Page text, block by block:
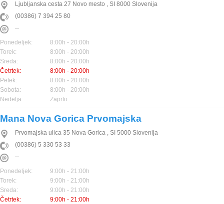
Ljubljanska cesta 27 Novo mesto , SI 8000 Slovenija
(00386) 7 394 25 80
--
Ponedeljek:
8:00h - 20:00h
Torek:
8:00h - 20:00h
Sreda:
8:00h - 20:00h
Četrtek:
8:00h - 20:00h
Petek:
8:00h - 20:00h
Sobota:
8:00h - 20:00h
Nedelja:
Zaprto
Mana Nova Gorica Prvomajska
Prvomajska ulica 35 Nova Gorica , SI 5000 Slovenija
(00386) 5 330 53 33
--
Ponedeljek:
9:00h - 21:00h
Torek:
9:00h - 21:00h
Sreda:
9:00h - 21:00h
Četrtek:
9:00h - 21:00h